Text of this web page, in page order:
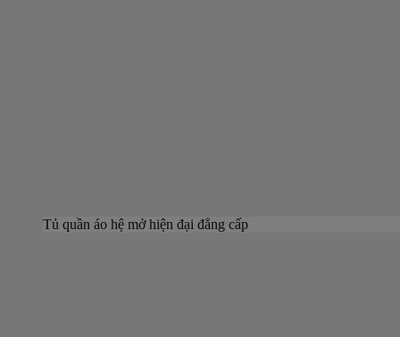
Tủ quần áo hệ mở hiện đại đẳng cấp